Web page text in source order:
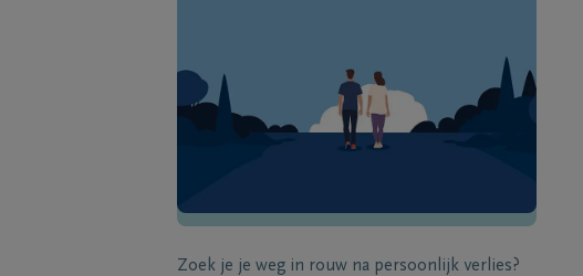
Zoek je je weg in rouw na persoonlijk verlies?